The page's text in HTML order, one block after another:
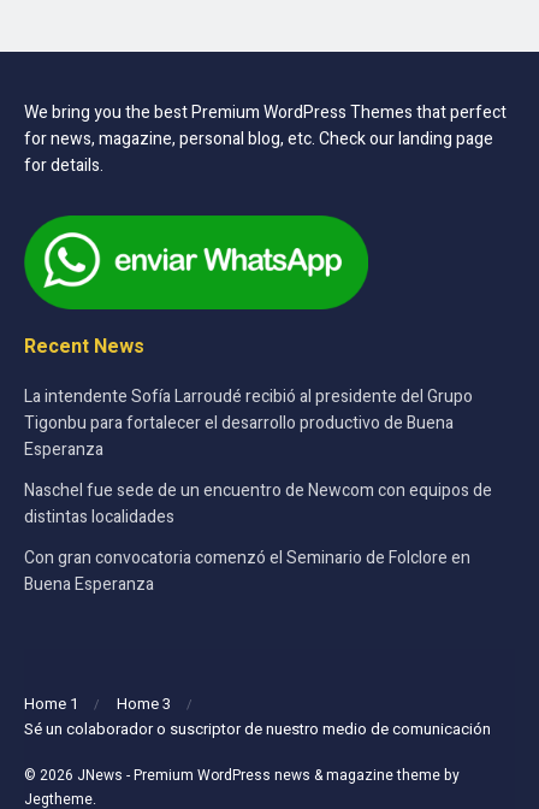
We bring you the best Premium WordPress Themes that perfect
for news, magazine, personal blog, etc. Check our landing page
for details.
Recent News
La intendente Sofía Larroudé recibió al presidente del Grupo
Tigonbu para fortalecer el desarrollo productivo de Buena
Esperanza
Naschel fue sede de un encuentro de Newcom con equipos de
distintas localidades
Con gran convocatoria comenzó el Seminario de Folclore en
Buena Esperanza
Home 1
Home 3
Sé un colaborador o suscriptor de nuestro medio de comunicación
© 2026 JNews - Premium WordPress news & magazine theme by
Jegtheme.